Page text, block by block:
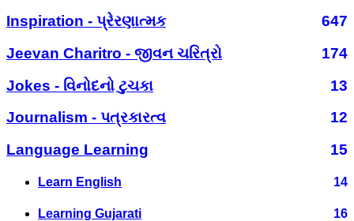
Inspiration - પ્રેરણાત્મક
647
Jeevan Charitro - જીવન ચરિત્રો
174
Jokes - વિનોદનો ટુચકા
13
Journalism - પત્રકારત્વ
12
Language Learning
15
Learn English 14
Learning Gujarati 16